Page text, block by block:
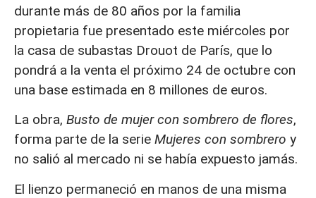
durante más de 80 años por la familia
propietaria fue presentado este miércoles por
la casa de subastas Drouot de París, que lo
pondrá a la venta el próximo 24 de octubre con
una base estimada en 8 millones de euros.
La obra, Busto de mujer con sombrero de flores,
forma parte de la serie Mujeres con sombrero y
no salió al mercado ni se había expuesto jamás.
El lienzo permaneció en manos de una misma